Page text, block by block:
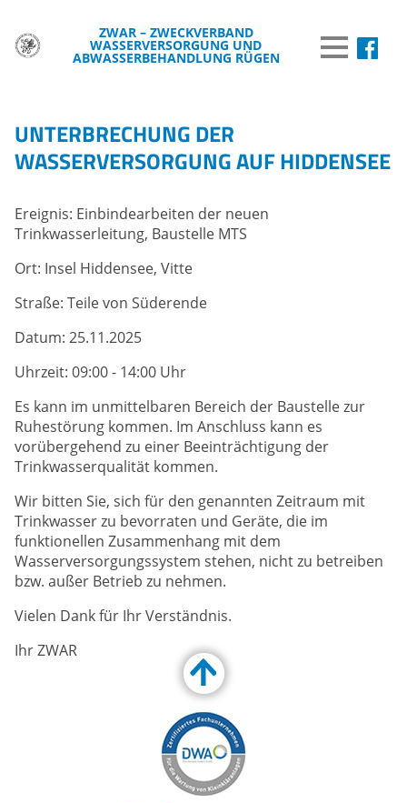
ZWAR – ZWECKVERBAND
WASSERVERSORGUNG UND
ABWASSERBEHANDLUNG RÜGEN MENÜ
TRINKWASSER
BREITBAND
VERÖFFENTLICHUNGEN
INFORMATIONEN
UNTERBRECHUNG DER
WASSERVERSORGUNG AUF HIDDENSEE
Ereignis: Einbindearbeiten der neuen
Trinkwasserleitung, Baustelle MTS
Ort: Insel Hiddensee, Vitte
Straße: Teile von Süderende
Datum: 25.11.2025
Uhrzeit: 09:00 - 14:00 Uhr
Es kann im unmittelbaren Bereich der Baustelle zur
Ruhestörung kommen. Im Anschluss kann es
vorübergehend zu einer Beeinträchtigung der
Trinkwasserqualität kommen.
Wir bitten Sie, sich für den genannten Zeitraum mit
Trinkwasser zu bevorraten und Geräte, die im
funktionellen Zusammenhang mit dem
Wasserversorgungssystem stehen, nicht zu betreiben
bzw. außer Betrieb zu nehmen.
Vielen Dank für Ihr Verständnis.
Ihr ZWAR
Customize Toolbar…